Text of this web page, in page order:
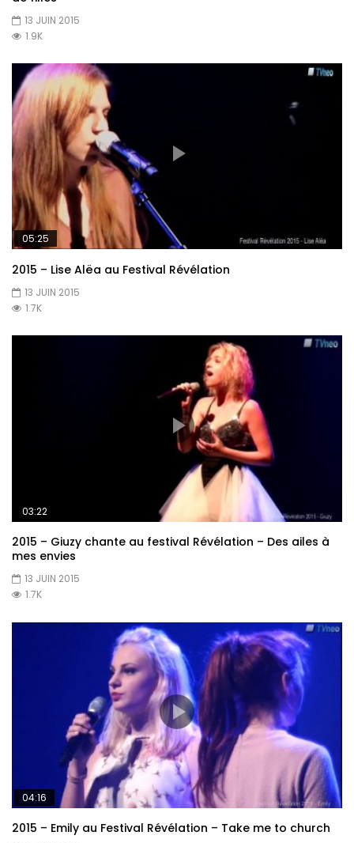
13 JUIN 2015
1.9K
05:25
2015 – Lise Alëa au Festival Révélation
13 JUIN 2015
1.7K
03:22
2015 – Giuzy chante au festival Révélation – Des ailes à
mes envies
13 JUIN 2015
1.7K
04:16
2015 – Emily au Festival Révélation – Take me to church